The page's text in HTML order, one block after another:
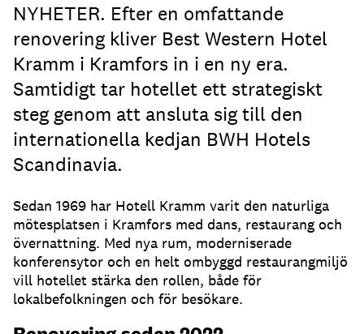
NYHETER. Efter en omfattande
renovering kliver Best Western Hotel
Kramm i Kramfors in i en ny era.
Samtidigt tar hotellet ett strategiskt
steg genom att ansluta sig till den
internationella kedjan BWH Hotels
Scandinavia.
Sedan 1969 har Hotell Kramm varit den naturliga
mötesplatsen i Kramfors med dans, restaurang och
övernattning. Med nya rum, moderniserade
konferensytor och en helt ombyggd restaurangmiljö
vill hotellet stärka den rollen, både för
lokalbefolkningen och för besökare.